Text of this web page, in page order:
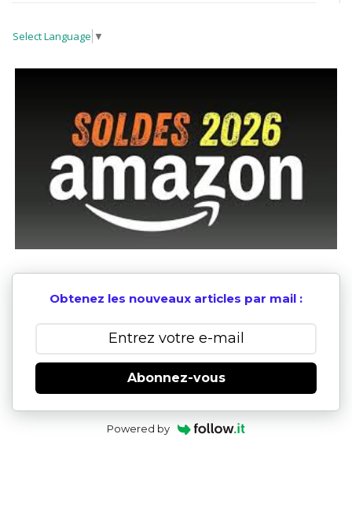
Select Language ▼
Obtenez les nouveaux articles par mail :
Abonnez-vous
Powered by